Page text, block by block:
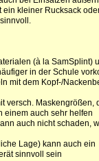
ein kleiner Rucksack
(à la SamSplint)
in der Schule
mit dem Kopf-/
versch. Maskengrößen,
einem auch sehr helfen
auch nicht schaden,
Lage) kann auch ein
sinnvoll sein